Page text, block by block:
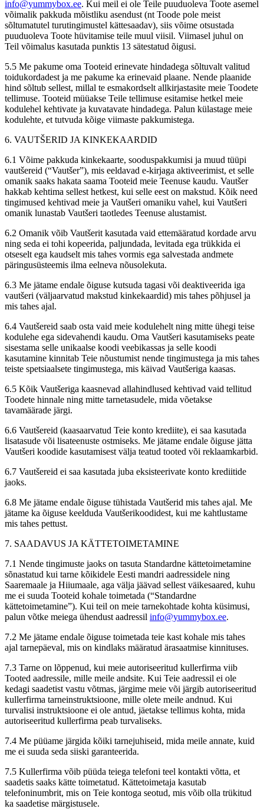
info@yummybox.ee. Kui meil ei ole Teile puuduoleva Toote asemel
võimalik pakkuda mõistliku asendust (nt Toode pole meist
sõltumatutel turutingimustel kättesaadav), siis võime otsustada
puuduoleva Toote hüvitamise teile muul viisil. Viimasel juhul on
Teil võimalus kasutada punktis 13 sätestatud õigusi.
5.5 Me pakume oma Tooteid erinevate hindadega sõltuvalt valitud
toidukordadest ja me pakume ka erinevaid plaane. Nende plaanide
hind sõltub sellest, millal te esmakordselt allkirjastasite meie Toodete
tellimuse. Tooteid müüakse Teile tellimuse esitamise hetkel meie
kodulehel kehtivate ja kuvatavate hindadega. Palun külastage meie
kodulehte, et tutvuda kõige viimaste pakkumistega.
6. VAUTŠERID JA KINKEKAARDID
6.1 Võime pakkuda kinkekaarte, sooduspakkumisi ja muud tüüpi
vautšereid (“Vautšer”), mis eeldavad e-kirjaga aktiveerimist, et selle
omanik saaks hakata saama Tooteid meie Teenuse kaudu. Vautšer
hakkab kehtima sellest hetkest, kui selle eest on makstud. Kõik need
tingimused kehtivad meie ja Vautšeri omaniku vahel, kui Vautšeri
omanik lunastab Vautšeri taotledes Teenuse alustamist.
6.2 Omanik võib Vautšerit kasutada vaid ettemääratud kordade arvu
ning seda ei tohi kopeerida, paljundada, levitada ega trükkida ei
otseselt ega kaudselt mis tahes vormis ega salvestada andmete
päringusüsteemis ilma eelneva nõusolekuta.
6.3 Me jätame endale õiguse kutsuda tagasi või deaktiveerida iga
vautšeri (väljaarvatud makstud kinkekaardid) mis tahes põhjusel ja
mis tahes ajal.
6.4 Vautšereid saab osta vaid meie kodulehelt ning mitte ühegi teise
kodulehe ega sidevahendi kaudu. Oma Vautšeri kasutamiseks peate
sisestama selle unikaalse koodi veebikassas ja selle koodi
kasutamine kinnitab Teie nõustumist nende tingimustega ja mis tahes
teiste spetsiaalsete tingimustega, mis käivad Vautšeriga kaasas.
6.5 Kõik Vautšeriga kaasnevad allahindlused kehtivad vaid tellitud
Toodete hinnale ning mitte tarnetasudele, mida võetakse
tavamäärade järgi.
6.6 Vautšereid (kaasaarvatud Teie konto krediite), ei saa kasutada
lisatasude või lisateenuste ostmiseks. Me jätame endale õiguse jätta
Vautšeri koodide kasutamisest välja teatud tooted või reklaamkarbid.
6.7 Vautšereid ei saa kasutada juba eksisteerivate konto krediitide
jaoks.
6.8 Me jätame endale õiguse tühistada Vautšerid mis tahes ajal. Me
jätame ka õiguse keelduda Vautšerikoodidest, kui me kahtlustame
mis tahes pettust.
7. SAADAVUS JA KÄTTETOIMETAMINE
7.1 Nende tingimuste jaoks on tasuta Standardne kättetoimetamine
sõnastatud kui tarne kõikidele Eesti mandri aadressidele ning
Saaremaale ja Hiiumaale, aga välja jäävad sellest väikesaared, kuhu
me ei suuda Tooteid kohale toimetada (“Standardne
kättetoimetamine”). Kui teil on meie tarnekohtade kohta küsimusi,
palun võtke meiega ühendust aadressil info@yummybox.ee.
7.2 Me jätame endale õiguse toimetada teie kast kohale mis tahes
ajal tarnepäeval, mis on kindlaks määratud ärasaatmise kinnituses.
7.3 Tarne on lõppenud, kui meie autoriseeritud kullerfirma viib
Tooted aadressile, mille meile andsite. Kui Teie aadressil ei ole
kedagi saadetist vastu võtmas, järgime meie või järgib autoriseeritud
kullerfirma tarneinstruktsioone, mille olete meile andnud. Kui
turvalisi instruktsioone ei ole antud, jäetakse tellimus kohta, mida
autoriseeritud kullerfirma peab turvaliseks.
7.4 Me püüame järgida kõiki tarnejuhiseid, mida meile annate, kuid
me ei suuda seda siiski garanteerida.
7.5 Kullerfirma võib püüda teiega telefoni teel kontakti võtta, et
saadetis saaks kätte toimetatud. Kättetoimetaja kasutab
telefoninumbrit, mis on Teie kontoga seotud, mis võib olla trükitud
ka saadetise märgistusele.